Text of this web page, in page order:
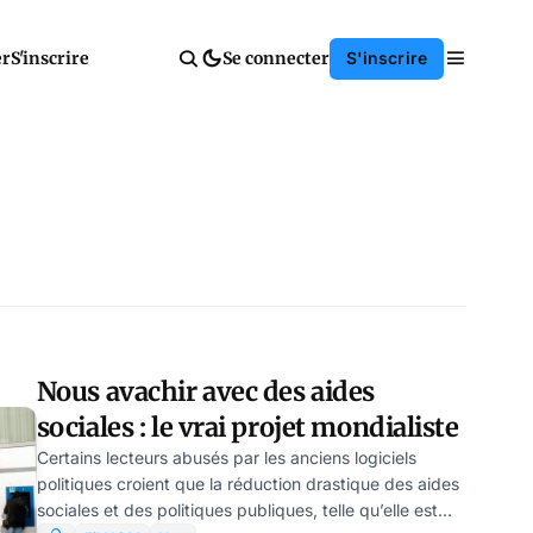
S'inscrire Se connecter S'inscrire
Nous avachir avec des aides
sociales : le vrai projet mondialiste
Certains lecteurs abusés par les anciens logiciels
politiques croient que la réduction drastique des aides
sociales et des politiques publiques, telle qu’elle est